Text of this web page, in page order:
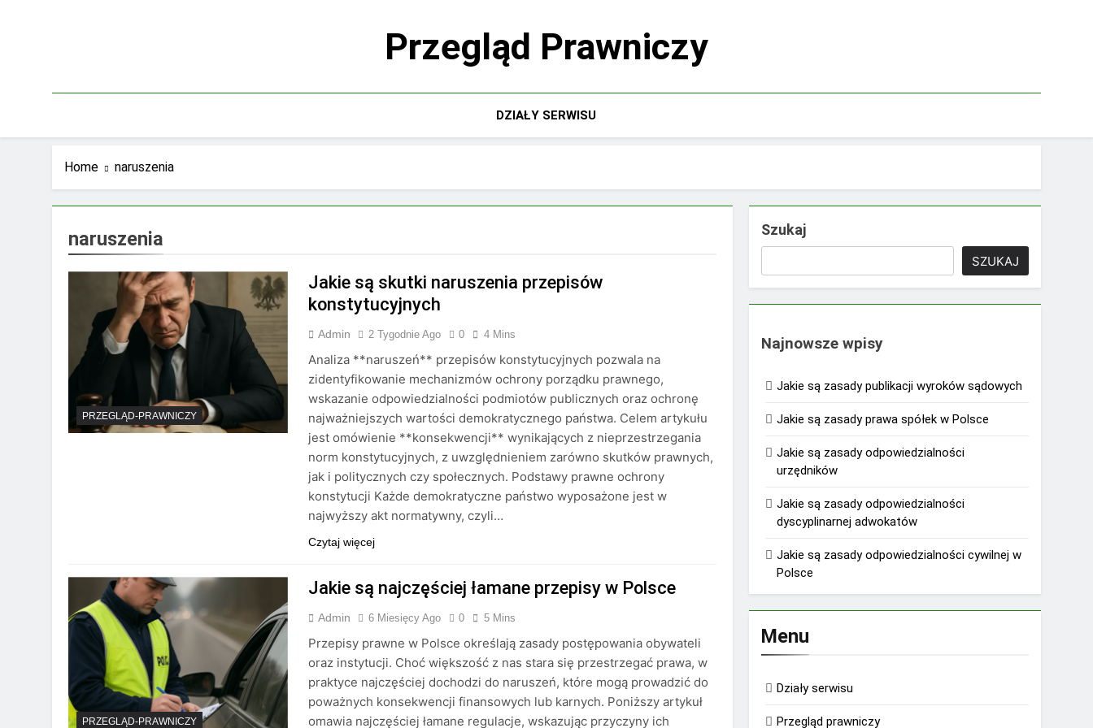
Przegląd Prawniczy
DZIAŁY SERWISU
Home naruszenia
naruszenia
PRZEGLĄD-PRAWNICZY
Jakie są skutki naruszenia przepisów
konstytucyjnych
Admin 2 Tygodnie Ago 0 4 Mins
Analiza **naruszeń** przepisów konstytucyjnych pozwala na
zidentyfikowanie mechanizmów ochrony porządku prawnego,
wskazanie odpowiedzialności podmiotów publicznych oraz ochronę
najważniejszych wartości demokratycznego państwa. Celem artykułu
jest omówienie **konsekwencji** wynikających z nieprzestrzegania
norm konstytucyjnych, z uwzględnieniem zarówno skutków prawnych,
jak i politycznych czy społecznych. Podstawy prawne ochrony
konstytucji Każde demokratyczne państwo wyposażone jest w
najwyższy akt normatywny, czyli…
Czytaj więcej
PRZEGLĄD-PRAWNICZY
Jakie są najczęściej łamane przepisy w Polsce
Admin 6 Miesięcy Ago 0 5 Mins
Przepisy prawne w Polsce określają zasady postępowania obywateli
oraz instytucji. Choć większość z nas stara się przestrzegać prawa, w
praktyce najczęściej dochodzi do naruszeń, które mogą prowadzić do
poważnych konsekwencji finansowych lub karnych. Poniższy artykuł
omawia najczęściej łamane regulacje, wskazując przyczyny ich
Szukaj
SZUKAJ
Najnowsze wpisy
Jakie są zasady publikacji wyroków sądowych
Jakie są zasady prawa spółek w Polsce
Jakie są zasady odpowiedzialności
urzędników
Jakie są zasady odpowiedzialności
dyscyplinarnej adwokatów
Jakie są zasady odpowiedzialności cywilnej w
Polsce
Menu
Działy serwisu
Przegląd prawniczy